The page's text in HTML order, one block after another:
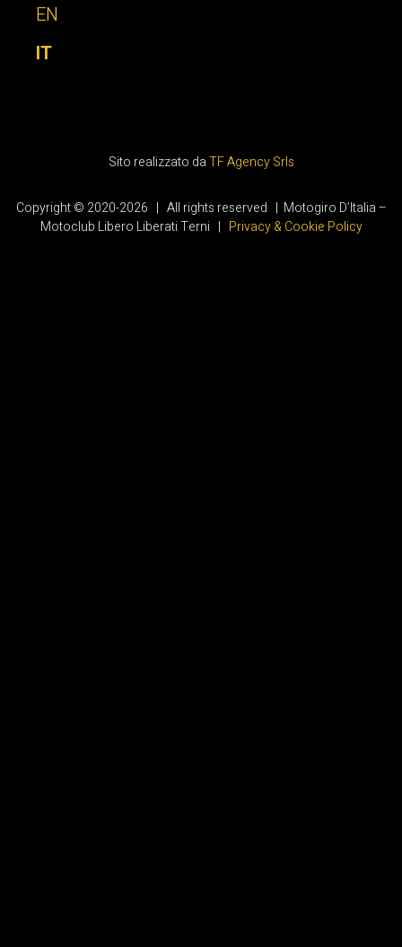
EN
IT
Sito realizzato daTF Agency Srls
Copyright © 2020-2026 | All rights reserved | Motogiro D’Italia –
Motoclub Libero Liberati Terni | Privacy & Cookie Policy